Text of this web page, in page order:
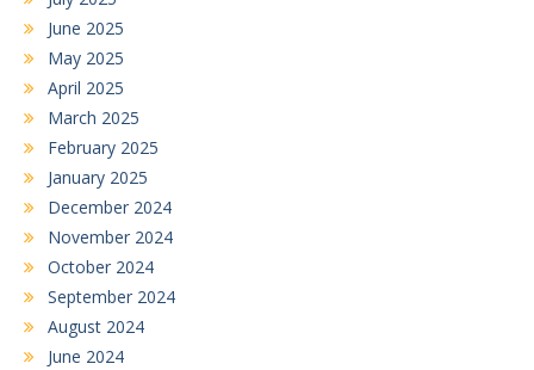
June 2025
May 2025
April 2025
March 2025
February 2025
January 2025
December 2024
November 2024
October 2024
September 2024
August 2024
June 2024